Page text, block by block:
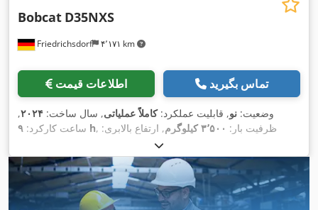
Friedrichsdorf ۴٬۱۷۱ km
Bobcat D35NXS
اطلاعات قیمت تماس بگیرید
وضعیت: نو, قابلیت عملکرد:کاملاً عملیاتی, سال ساخت: ۲۰۲۴,
ساعت کارکرد: ۹ h , ظرفیت بار: ۳٬۵۰۰ کیلوگرم
, ارتفاع بالابری:
, برداشت آزاد:۱٬۴۰۰ میلی‌متر
نوع دکل:تریپلکس, ارتفاع سازه:۲٬۳۵۰ میلی‌متر , قدرت:
۴۵ کیلووات
(۶۱٫۱۸ اسب بخار)
, عرض شاسی شاخک:۱٬۱۹۰ میلی‌متر
, طول
شاخک‌ها:۱٬۲۰۰ میلی‌متر , وزن خالی:۴٬۸۵۰ کیلوگرم
, طول کل:
۲٬۷۵۰ میلی‌متر, نوع سیستم انتقال قدرت:Diesel
, عرض ساخت: